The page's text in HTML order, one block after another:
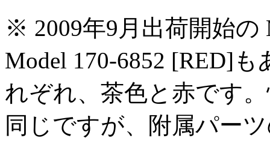
※ 2009年9月出荷開始の
Model 170-6852 [RED]
れぞれ、茶色と赤です
同じですが、附属パー